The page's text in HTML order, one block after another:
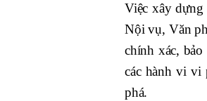
Việc xây dựng
Nội vụ, Văn
chính xác,
các hành vi vi
phá.